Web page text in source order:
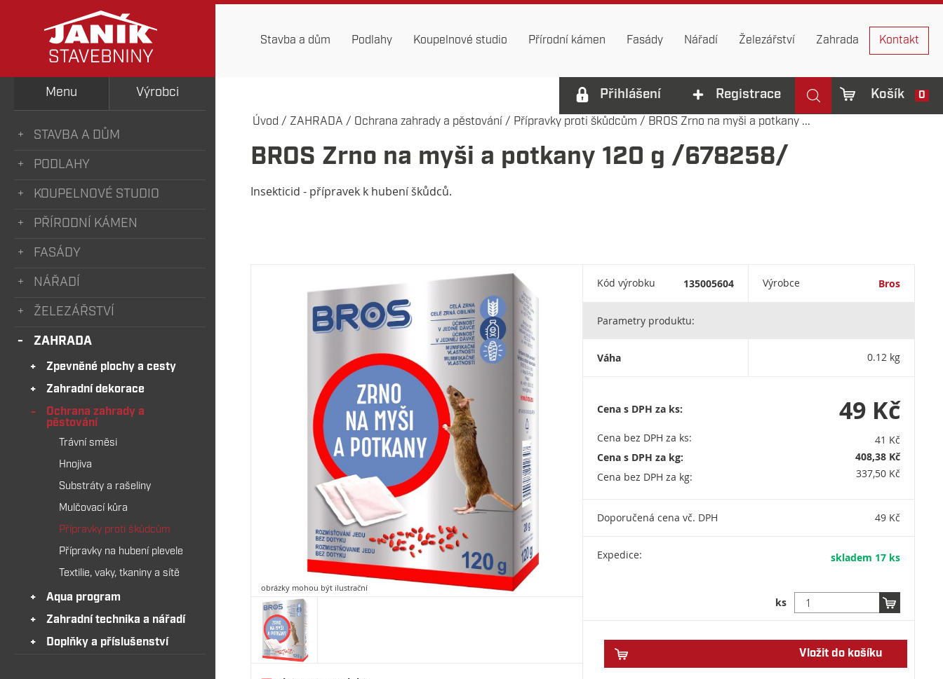
Stavba a dům Podlahy Koupelnové studio Přírodní kámen Fasády Nářadí Železářství Zahrada Kontakt
Přihlášení Registrace Košík 0
Menu Výrobci
STAVBA A DŮM
PODLAHY
KOUPELNOVÉ STUDIO
PŘÍRODNÍ KÁMEN
FASÁDY
NÁŘADÍ
ŽELEZÁŘSTVÍ
ZAHRADA
Zpevněné plochy a cesty
Zahradní dekorace
Ochrana zahrady a
pěstování
Trávní směsi
Hnojiva
Substráty a rašeliny
Mulčovací kůra
Přípravky proti škůdcům
Přípravky na hubení plevele
Textilie, vaky, tkaniny a sítě
Aqua program
Zahradní technika a nářadí
Doplňky a příslušenství
Úvod / ZAHRADA / Ochrana zahrady a pěstování / Přípravky proti škůdcům / BROS Zrno na myši a potkany ...
BROS Zrno na myši a potkany 120 g /678258/
Insekticid - přípravek k hubení škůdců.
obrázky mohou být ilustrační
Kód výrobku 135005604 Výrobce Bros
Parametry produktu:
Váha 0.12 kg
Cena s DPH za ks:
Cena bez DPH za ks:
Cena s DPH za kg:
Cena bez DPH za kg:
49 Kč
41 Kč
408,38 Kč
337,50 Kč
Doporučená cena vč. DPH 49 Kč
Expedice: skladem 17 ks
ks
Vložit do košíku